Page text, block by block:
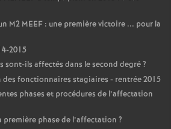
M2 MEEF : une première victoire ... pour la
2015
sont-ils affectés dans le second degré?
fonctionnaires stagiaires - rentrée 2015
phases et procédures de l’affectation
première phase de l’affectation ?